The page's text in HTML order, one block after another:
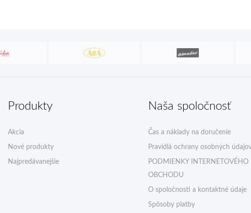
Produkty
Akcia
Nové produkty
Najpredávanejšie
Naša spoločnosť
Čas a náklady na doručenie
Pravidlá ochrany osobných
PODMIENKY INTERNETOVÉHO
OBCHODU
O spoločnosti a kontaktné údaje
Spôsoby platby